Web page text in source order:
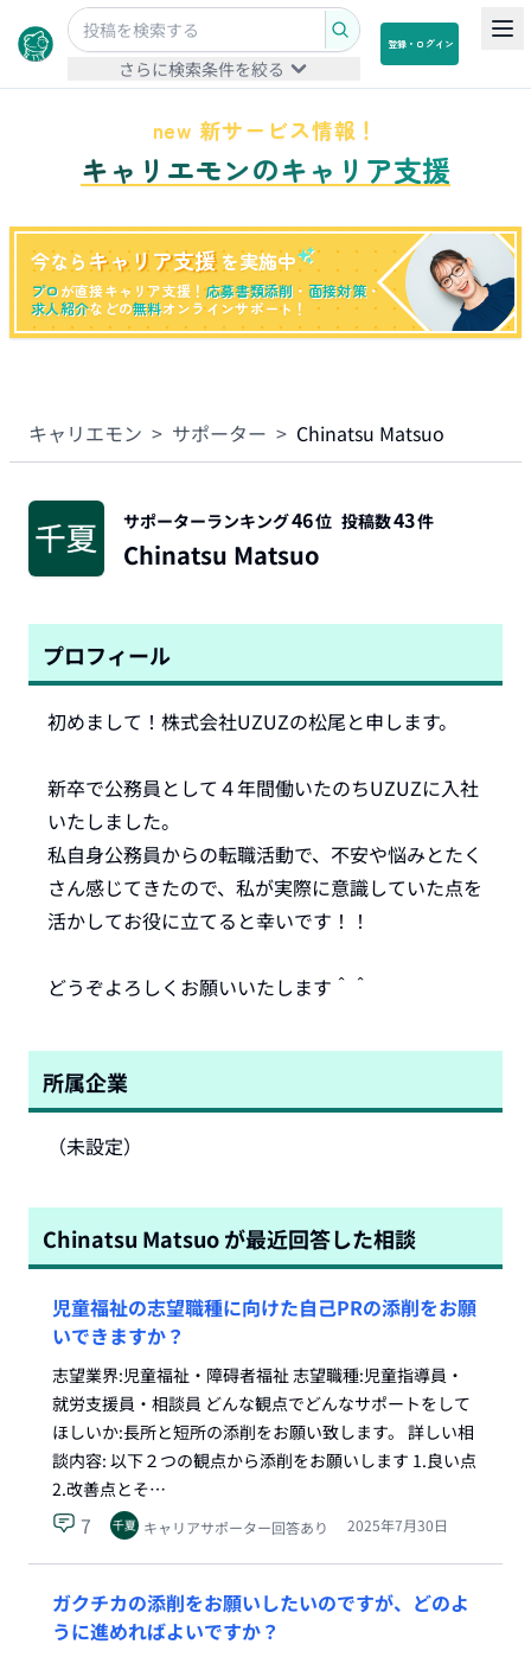
さらに検索条件を絞る
登録・ログイン
new 新サービス情報！
キャリエモンのキャリア支援
今なら キャリア支援 を実施中
プロが直接キャリア支援！応募書類添削 ・ 面接対策・
求人紹介などの無料オンラインサポート！
キャリエモン > サポーター > Chinatsu Matsuo
サポーターランキング46位 投稿数43件
Chinatsu Matsuo
プロフィール
初めまして！株式会社UZUZの松尾と申します。
新卒で公務員として４年間働いたのちUZUZに入社
いたしました。
私自身公務員からの転職活動で、不安や悩みとたく
さん感じてきたので、私が実際に意識していた点を
活かしてお役に立てると幸いです！！
どうぞよろしくお願いいたします＾＾
所属企業
（未設定）
Chinatsu Matsuoが最近回答した相談
児童福祉の志望職種に向けた自己PRの添削をお願
いできますか？
志望業界:児童福祉・障碍者福祉 志望職種:児童指導員・
就労支援員・相談員 どんな観点でどんなサポートをして
ほしいか:長所と短所の添削をお願い致します。 詳しい相
談内容: 以下２つの観点から添削をお願いします 1.良い点
2.改善点とそ…
7 キャリアサポーター回答あり 2025年7月30日
ガクチカの添削をお願いしたいのですが、どのよ
うに進めればよいですか？